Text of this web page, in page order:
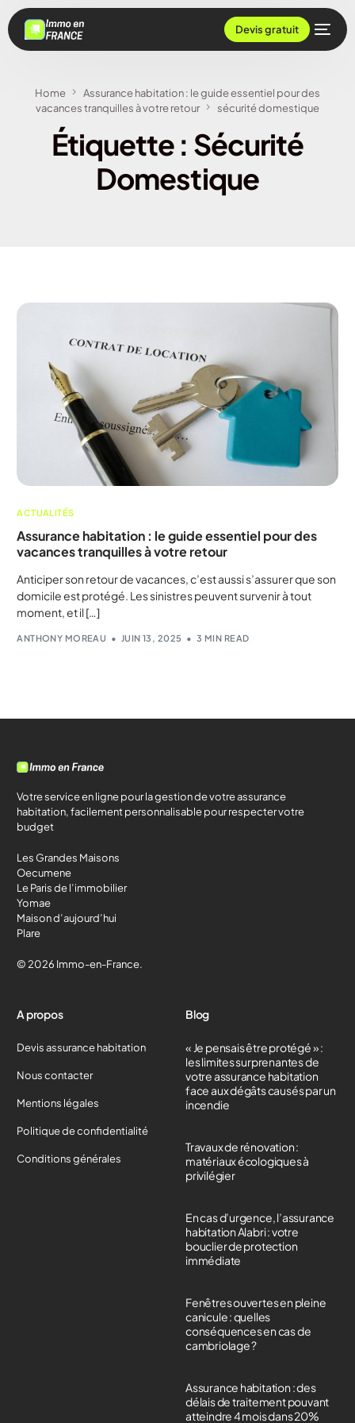
Devis gratuit
Home
Assurance habitation : le guide essentiel pour des
vacances tranquilles à votre retour
sécurité domestique
Étiquette : Sécurité
Domestique
ACTUALITÉS
Assurance habitation : le guide essentiel pour des
vacances tranquilles à votre retour
Anticiper son retour de vacances, c’est aussi s’assurer que son
domicile est protégé. Les sinistres peuvent survenir à tout
moment, et il […]
ANTHONY MOREAU JUIN 13, 2025 3 MIN READ
Votre service en ligne pour la gestion de votre assurance
habitation, facilement personnalisable pour respecter votre
budget
Les Grandes Maisons
Oecumene
Le Paris de l’immobilier
Yomae
Maison d’aujourd’hui
Plare
© 2026 Immo-en-France.
A propos
Devis assurance habitation
Nous contacter
Mentions légales
Politique de confidentialité
Conditions générales
Blog
« Je pensais être protégé » :
les limites surprenantes de
votre assurance habitation
face aux dégâts causés par un
incendie
Travaux de rénovation :
matériaux écologiques à
privilégier
En cas d’urgence, l’assurance
habitation Alabri : votre
bouclier de protection
immédiate
Fenêtres ouvertes en pleine
canicule : quelles
conséquences en cas de
cambriolage ?
Assurance habitation : des
délais de traitement pouvant
atteindre 4 mois dans 20%